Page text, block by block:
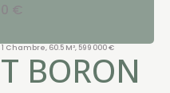
€
60.5 M², 599 000 €
BORON